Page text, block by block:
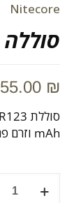
Nitecore
סוללה NL166 (RCR123)
55.00 ₪
mAh וזרם פריקה גבוה. מתאימה לפנסים, ציוד צילום וכל ציוד שעובד עם CR123.
של